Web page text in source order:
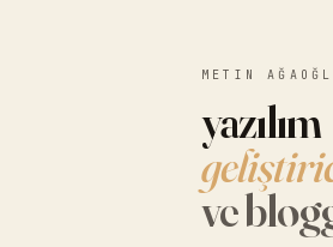
METIN
yazılım
ve